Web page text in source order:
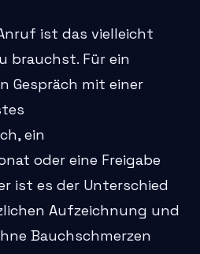
ist das vielleicht
brauchst. Für ein
Gespräch mit einer
ein
oder eine Freigabe
ist es der Unterschied
Aufzeichnung und
Bauchschmerzen